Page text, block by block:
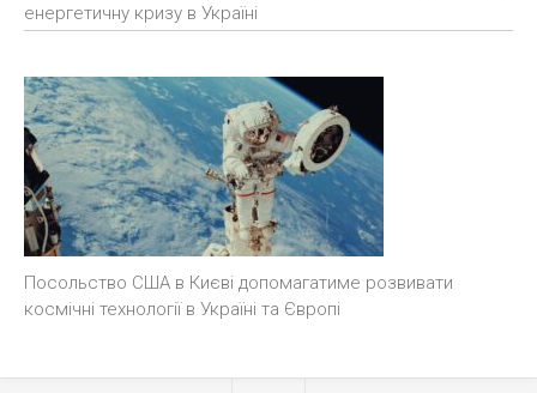
енергетичну кризу в Україні
Посольство США в Києві допомагатиме розвивати
космічні технології в Україні та Європі